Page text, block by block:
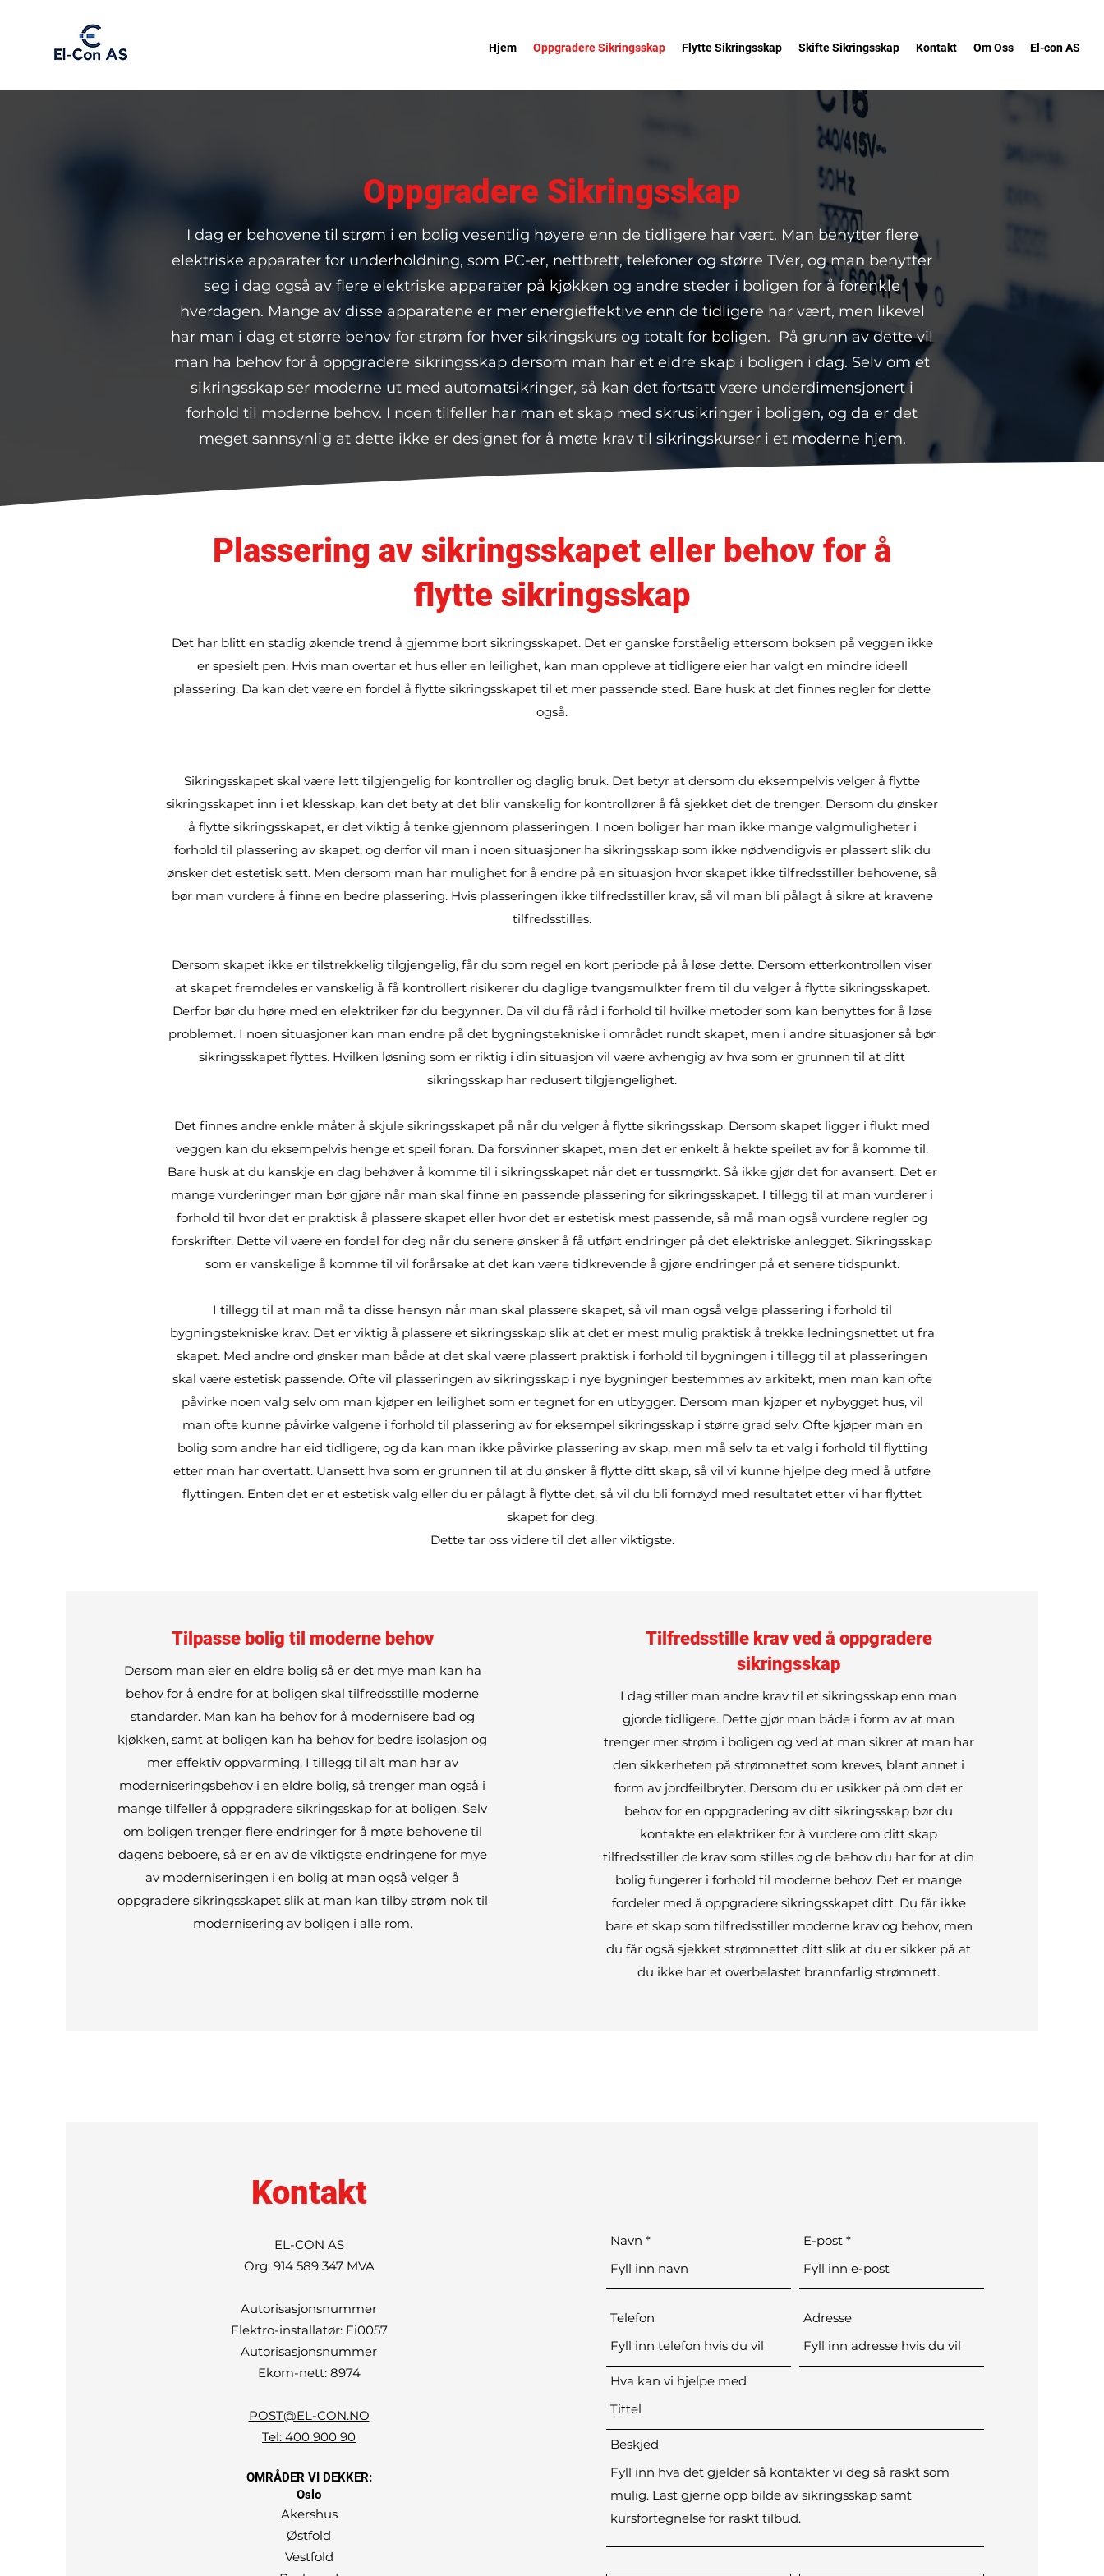
Hjem Oppgradere Sikringsskap Flytte Sikringsskap Skifte Sikringsskap Kontakt Om Oss El-con AS
Oppgradere Sikringsskap
I dag er behovene til strøm i en bolig vesentlig høyere enn de tidligere har vært. Man benytter flere
elektriske apparater for underholdning, som PC-er, nettbrett, telefoner og større TVer, og man benytter
seg i dag også av flere elektriske apparater på kjøkken og andre steder i boligen for å forenkle
hverdagen. Mange av disse apparatene er mer energieffektive enn de tidligere har vært, men likevel
har man i dag et større behov for strøm for hver sikringskurs og totalt for boligen. På grunn av dette vil
man ha behov for å oppgradere sikringsskap dersom man har et eldre skap i boligen i dag. Selv om et
sikringsskap ser moderne ut med automatsikringer, så kan det fortsatt være underdimensjonert i
forhold til moderne behov. I noen tilfeller har man et skap med skrusikringer i boligen, og da er det
meget sannsynlig at dette ikke er designet for å møte krav til sikringskurser i et moderne hjem.
Plassering av sikringsskapet eller behov for å
flytte sikringsskap
Det har blitt en stadig økende trend å gjemme bort sikringsskapet. Det er ganske forståelig ettersom boksen på veggen ikke
er spesielt pen. Hvis man overtar et hus eller en leilighet, kan man oppleve at tidligere eier har valgt en mindre ideell
plassering. Da kan det være en fordel å flytte sikringsskapet til et mer passende sted. Bare husk at det finnes regler for dette
også.
Sikringsskapet skal være lett tilgjengelig for kontroller og daglig bruk. Det betyr at dersom du eksempelvis velger å flytte
sikringsskapet inn i et klesskap, kan det bety at det blir vanskelig for kontrollører å få sjekket det de trenger. Dersom du ønsker
å flytte sikringsskapet, er det viktig å tenke gjennom plasseringen. I noen boliger har man ikke mange valgmuligheter i
forhold til plassering av skapet, og derfor vil man i noen situasjoner ha sikringsskap som ikke nødvendigvis er plassert slik du
ønsker det estetisk sett. Men dersom man har mulighet for å endre på en situasjon hvor skapet ikke tilfredsstiller behovene, så
bør man vurdere å finne en bedre plassering. Hvis plasseringen ikke tilfredsstiller krav, så vil man bli pålagt å sikre at kravene
tilfredsstilles.
Dersom skapet ikke er tilstrekkelig tilgjengelig, får du som regel en kort periode på å løse dette. Dersom etterkontrollen viser
at skapet fremdeles er vanskelig å få kontrollert risikerer du daglige tvangsmulkter frem til du velger å flytte sikringsskapet.
Derfor bør du høre med en elektriker før du begynner. Da vil du få råd i forhold til hvilke metoder som kan benyttes for å løse
problemet. I noen situasjoner kan man endre på det bygningstekniske i området rundt skapet, men i andre situasjoner så bør
sikringsskapet flyttes. Hvilken løsning som er riktig i din situasjon vil være avhengig av hva som er grunnen til at ditt
sikringsskap har redusert tilgjengelighet.
Det finnes andre enkle måter å skjule sikringsskapet på når du velger å flytte sikringsskap. Dersom skapet ligger i flukt med
veggen kan du eksempelvis henge et speil foran. Da forsvinner skapet, men det er enkelt å hekte speilet av for å komme til.
Bare husk at du kanskje en dag behøver å komme til i sikringsskapet når det er tussmørkt. Så ikke gjør det for avansert. Det er
mange vurderinger man bør gjøre når man skal finne en passende plassering for sikringsskapet. I tillegg til at man vurderer i
forhold til hvor det er praktisk å plassere skapet eller hvor det er estetisk mest passende, så må man også vurdere regler og
forskrifter. Dette vil være en fordel for deg når du senere ønsker å få utført endringer på det elektriske anlegget. Sikringsskap
som er vanskelige å komme til vil forårsake at det kan være tidkrevende å gjøre endringer på et senere tidspunkt.
I tillegg til at man må ta disse hensyn når man skal plassere skapet, så vil man også velge plassering i forhold til
bygningstekniske krav. Det er viktig å plassere et sikringsskap slik at det er mest mulig praktisk å trekke ledningsnettet ut fra
skapet. Med andre ord ønsker man både at det skal være plassert praktisk i forhold til bygningen i tillegg til at plasseringen
skal være estetisk passende. Ofte vil plasseringen av sikringsskap i nye bygninger bestemmes av arkitekt, men man kan ofte
påvirke noen valg selv om man kjøper en leilighet som er tegnet for en utbygger. Dersom man kjøper et nybygget hus, vil
man ofte kunne påvirke valgene i forhold til plassering av for eksempel sikringsskap i større grad selv. Ofte kjøper man en
bolig som andre har eid tidligere, og da kan man ikke påvirke plassering av skap, men må selv ta et valg i forhold til flytting
etter man har overtatt. Uansett hva som er grunnen til at du ønsker å flytte ditt skap, så vil vi kunne hjelpe deg med å utføre
flyttingen. Enten det er et estetisk valg eller du er pålagt å flytte det, så vil du bli fornøyd med resultatet etter vi har flyttet
skapet for deg.
Dette tar oss videre til det aller viktigste.
Tilpasse bolig til moderne behov
Dersom man eier en eldre bolig så er det mye man kan ha
behov for å endre for at boligen skal tilfredsstille moderne
standarder. Man kan ha behov for å modernisere bad og
kjøkken, samt at boligen kan ha behov for bedre isolasjon og
mer effektiv oppvarming. I tillegg til alt man har av
moderniseringsbehov i en eldre bolig, så trenger man også i
mange tilfeller å oppgradere sikringsskap for at boligen. Selv
om boligen trenger flere endringer for å møte behovene til
dagens beboere, så er en av de viktigste endringene for mye
av moderniseringen i en bolig at man også velger å
oppgradere sikringsskapet slik at man kan tilby strøm nok til
modernisering av boligen i alle rom.
Tilfredsstille krav ved å oppgradere
sikringsskap
I dag stiller man andre krav til et sikringsskap enn man
gjorde tidligere. Dette gjør man både i form av at man
trenger mer strøm i boligen og ved at man sikrer at man har
den sikkerheten på strømnettet som kreves, blant annet i
form av jordfeilbryter. Dersom du er usikker på om det er
behov for en oppgradering av ditt sikringsskap bør du
kontakte en elektriker for å vurdere om ditt skap
tilfredsstiller de krav som stilles og de behov du har for at din
bolig fungerer i forhold til moderne behov. Det er mange
fordeler med å oppgradere sikringsskapet ditt. Du får ikke
bare et skap som tilfredsstiller moderne krav og behov, men
du får også sjekket strømnettet ditt slik at du er sikker på at
du ikke har et overbelastet brannfarlig strømnett.
Kontakt
EL-CON AS
Org: 914 589 347 MVA
Autorisasjonsnummer
Elektro-installatør: Ei0057
Autorisasjonsnummer
Ekom-nett: 8974
POST@EL-CON.NO
Tel: 400 900 90
OMRÅDER VI DEKKER:
Oslo
Akershus
Østfold
Vestfold
Navn E-post
Telefon Adresse
Hva kan vi hjelpe med
Beskjed